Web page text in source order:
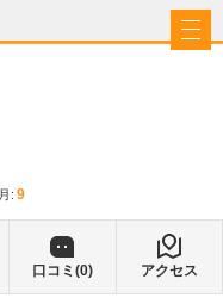
: 9
口コミ(0) アクセス